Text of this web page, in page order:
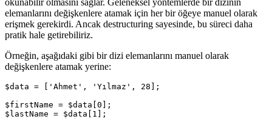
elemanlarını değişkenlere atamak için her bir öğeye manuel olarak
erişmek gerekirdi. Ancak destructuring sayesinde, bu süreci daha
pratik hale getirebiliriz.
Örneğin, aşağıdaki gibi bir dizi elemanlarını manuel olarak
değişkenlere atamak yerine:
$data = ['Ahmet', 'Yılmaz', 28];
$firstName = $data[0];
$lastName = $data[1];